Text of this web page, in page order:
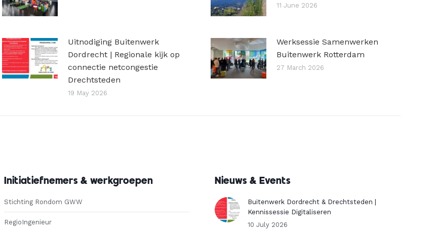
11 June 2026
Uitnodiging Buitenwerk
Dordrecht | Regionale kijk op
connectie netcongestie
Drechtsteden
19 May 2026
Werksessie Samenwerken
Buitenwerk Rotterdam
27 March 2026
Initiatiefnemers & werkgroepen
Stichting Rondom GWW
RegioIngenieur
Nieuws & Events
Buitenwerk Dordrecht & Drechtsteden |
Kennissessie Digitaliseren
10 July 2026